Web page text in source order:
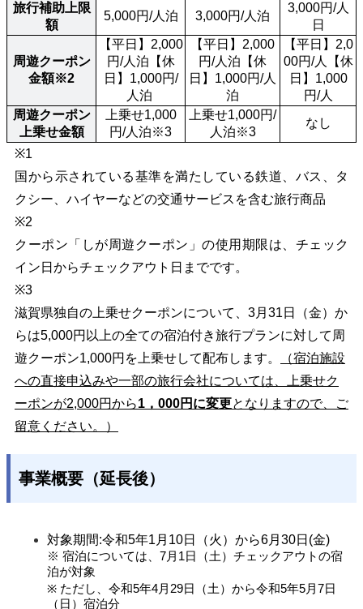
旅行補助上限
額
5,000円/人泊 3,000円/人泊
3,000円/人
日
周遊クーポン
金額※2
【平日】2,000
円/人泊【休
日】1,000円/
人泊
【平日】2,000
円/人泊【休
日】1,000円/人
泊
【平日】2,0
00円/人【休
日】1,000
円/人
周遊クーポン
上乗せ金額
上乗せ1,000
円/人泊※3
上乗せ1,000円/
人泊※3
なし
※1
国から示されている基準を満たしている鉄道、バス、タ
クシー、ハイヤーなどの交通サービスを含む旅行商品
※2
クーポン「しが周遊クーポン」の使用期限は、チェック
イン日からチェックアウト 日までです。
※3
滋賀県独自の上乗せクーポンについて、3月31日（金）か
らは5,000円以上の全ての宿泊付き旅行プランに対して周
遊クーポン1,000円を上乗せして配布します。
（宿泊施設
への直接申込みや一部の旅行会社については、上乗せク
ーポンが2,000円から1，000円に変更となりますので、ご
留意ください。）
事業概要（延長後）
対象期間:令和5年1月10日（火）から6月30日(金)
※ 宿泊については、7月1日（土）チェックアウトの宿
泊が対象
※ ただし、令和5年4月29日（土）から令和5年5月7日
（日）宿泊分